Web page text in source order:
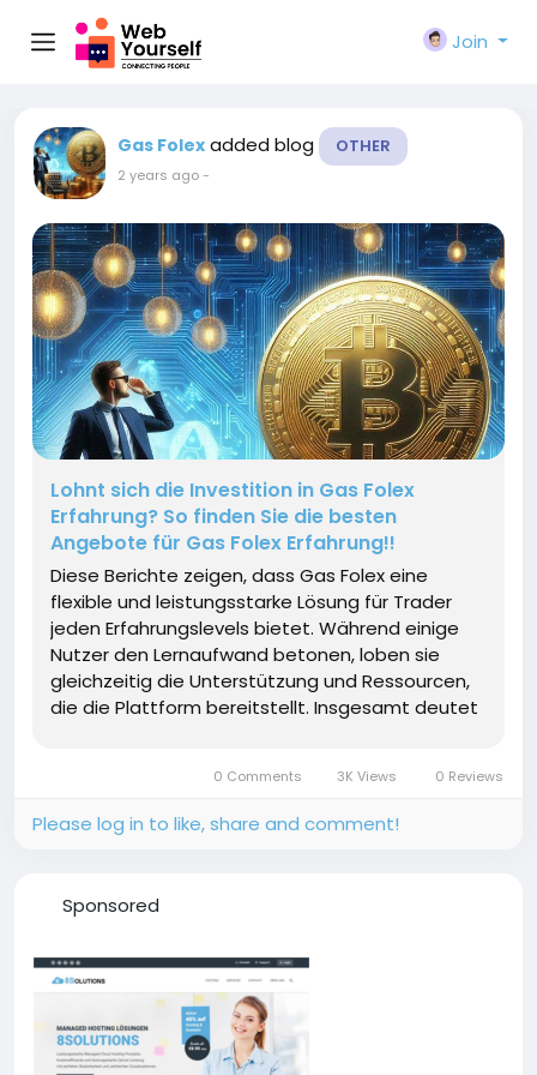
Join
Gas Folex added blog OTHER
2 years ago-
Lohnt sich die Investition in Gas Folex
Erfahrung? So finden Sie die besten
Angebote für Gas Folex Erfahrung!!
Diese Berichte zeigen, dass Gas Folex eine
flexible und leistungsstarke Lösung für Trader
jeden Erfahrungslevels bietet. Während einige
Nutzer den Lernaufwand betonen, loben sie
gleichzeitig die Unterstützung und Ressourcen,
die die Plattform bereitstellt. Insgesamt deutet
0 Comments 3K Views 0 Reviews
Please log in to like, share and comment!
Sponsored